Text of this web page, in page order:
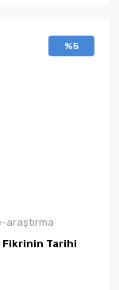
%5
araştırma
Fikrinin Tarihi